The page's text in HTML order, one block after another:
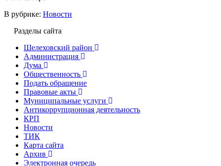
В рубрике: Новости
Разделы сайта
Шелеховский район
Администрация
Дума
Общественность
Подать обращение
Правовые акты
Муниципальные услуги
Антикоррупционная деятельность
КРП
Новости
ТИК
Карта сайта
Архив
Электронная очередь